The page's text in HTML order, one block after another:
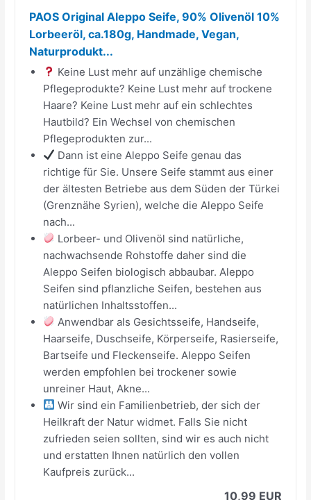
PAOS Original Aleppo Seife, 90% Olivenöl 10%
Lorbeeröl, ca.180g, Handmade, Vegan,
Naturprodukt...
Keine Lust mehr auf unzählige chemische
Pflegeprodukte? Keine Lust mehr auf trockene
Haare? Keine Lust mehr auf ein schlechtes
Hautbild? Ein Wechsel von chemischen
Pflegeprodukten zur...
Dann ist eine Aleppo Seife genau das
richtige für Sie. Unsere Seife stammt aus einer
der ältesten Betriebe aus dem Süden der Türkei
(Grenznähe Syrien), welche die Aleppo Seife
nach...
Lorbeer- und Olivenöl sind natürliche,
nachwachsende Rohstoffe daher sind die
Aleppo Seifen biologisch abbaubar. Aleppo
Seifen sind pflanzliche Seifen, bestehen aus
natürlichen Inhaltsstoffen...
Anwendbar als Gesichtsseife, Handseife,
Haarseife, Duschseife, Körperseife, Rasierseife,
Bartseife und Fleckenseife. Aleppo Seifen
werden empfohlen bei trockener sowie
unreiner Haut, Akne...
Wir sind ein Familienbetrieb, der sich der
Heilkraft der Natur widmet. Falls Sie nicht
zufrieden seien sollten, sind wir es auch nicht
und erstatten Ihnen natürlich den vollen
Kaufpreis zurück...
10,99 EUR